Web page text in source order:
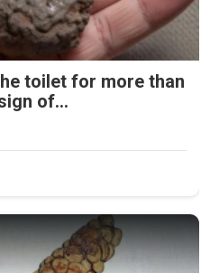
toilet for more than
of...